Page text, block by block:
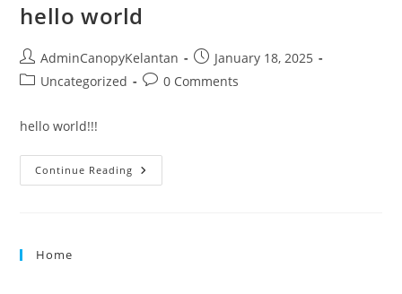
hello world
Post
author:
AdminCanopyKelantan
Post
published:
January 18, 2025
PostUncategorized
Post0 Comments
hello world!!!
Continue Reading Hello
World
Home